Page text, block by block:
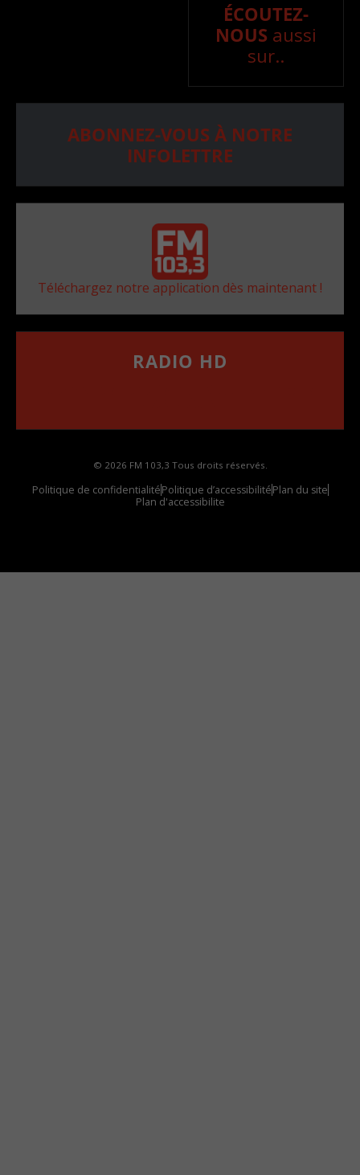
ÉCOUTEZ-
NOUS aussi
sur..
ABONNEZ-VOUS À NOTRE
INFOLETTRE
Téléchargez notre application dès maintenant !
RADIO HD
© 2026 FM 103,3 Tous droits réservés.
Politique de confidentialitéPolitique d’accessibilitéPlan du site
Plan d'accessibilite